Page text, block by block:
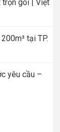
trọn gói | Việt
tại TP.
yêu cầu –